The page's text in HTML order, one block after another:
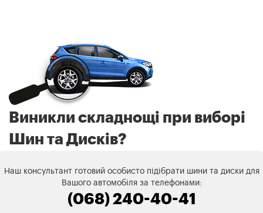
Виникли складнощі при виборі
Шин та Дисків?
Наш консультант готовий особисто підібрати шини та диски для
Вашого автомобіля за телефонами:
(068) 240-40-41